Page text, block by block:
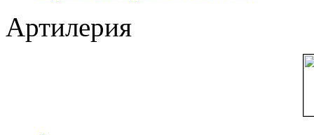
Артилерия